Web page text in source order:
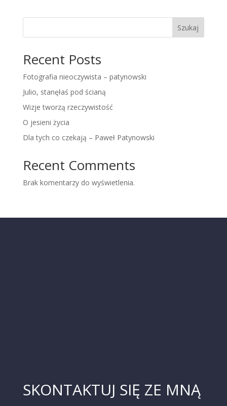
Szukaj
Recent Posts
Fotografia nieoczywista – patynowski
Julio, stanęłaś pod ścianą
Wizje tworzą rzeczywistość
O jesieni życia
Dla tych co czekają – Paweł Patynowski
Recent Comments
Brak komentarzy do wyświetlenia.
SKONTAKTUJ SIĘ ZE MNĄ